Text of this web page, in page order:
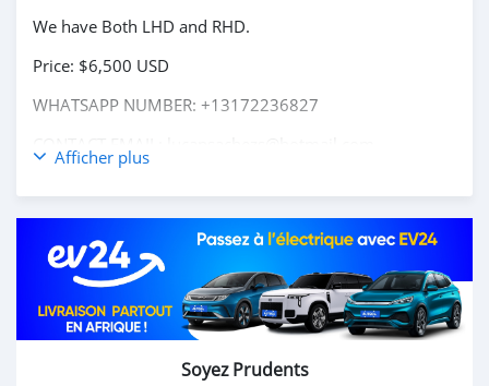
We have Both LHD and RHD.
Price: $6,500 USD
WHATSAPP NUMBER: +13172236827
Afficher plus
Soyez Prudents